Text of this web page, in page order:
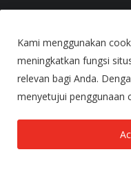
Copyright ©
About Us
Kami menggunakan
meningkatkan fungsi
relevan bagi Anda.
menyetujui penggunaan